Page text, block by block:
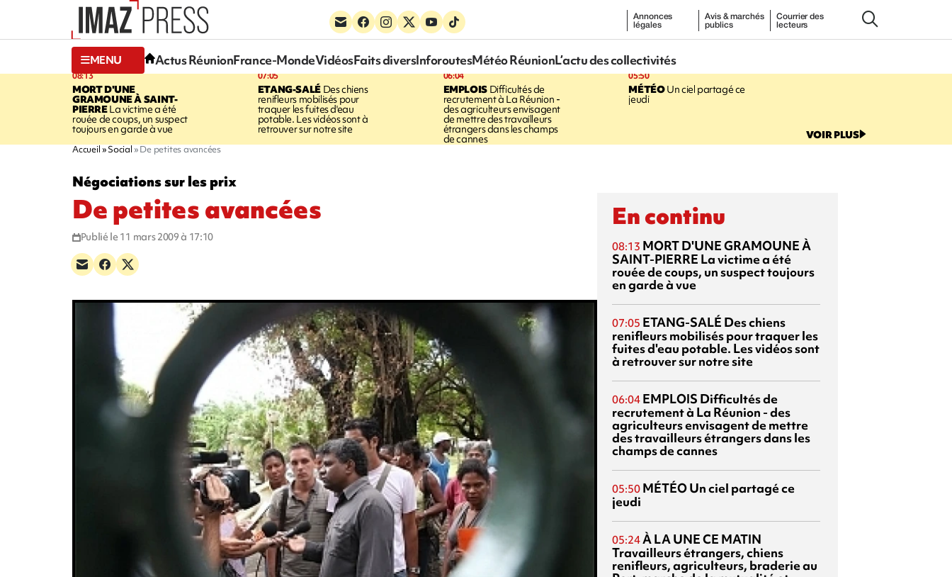
Annonces
légales
Avis & marchés
publics
Courrier des
lecteurs
MENU Actus RéunionFrance-MondeVidéosFaits diversInforoutesMétéo RéunionL’actu des collectivités
08:13
MORT D'UNE
GRAMOUNE À SAINT-
PIERRELa victime a été
rouée de coups, un suspect
toujours en garde à vue
07:05
ETANG-SALÉDes chiens
renifleurs mobilisés pour
traquer les fuites d'eau
potable. Les vidéos sont à
retrouver sur notre site
06:04
EMPLOISDifficultés de
recrutement à La Réunion -
des agriculteurs envisagent
de mettre des travailleurs
étrangers dans les champs
de cannes
05:50
MÉTÉOUn ciel partagé ce
jeudi
VOIR PLUS
Accueil Social De petites avancées
Négociations sur les prix
De petites avancées
Publié le 11 mars 2009 à 17:10
En continu
08:13 MORT D'UNE GRAMOUNE À
SAINT-PIERRE La victime a été
rouée de coups, un suspect toujours
en garde à vue
07:05 ETANG-SALÉ Des chiens
renifleurs mobilisés pour traquer les
fuites d'eau potable. Les vidéos sont
à retrouver sur notre site
06:04 EMPLOIS Difficultés de
recrutement à La Réunion - des
agriculteurs envisagent de mettre
des travailleurs étrangers dans les
champs de cannes
05:50 MÉTÉOUn ciel partagé ce
jeudi
05:24À LA UNE CE MATIN
Travailleurs étrangers, chiens
renifleurs, agriculteurs, braderie au